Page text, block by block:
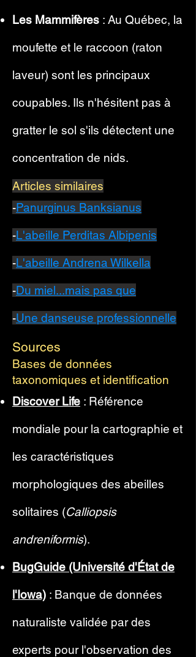
Les Mammifères : Au Québec, la
moufette et le raccoon (raton
laveur) sont les principaux
coupables. Ils n'hésitent pas à
gratter le sol s'ils détectent une
concentration de nids.
Articles similaires​
-Panurginus Banksianus
-L'abeille Perditas Albipenis
-L'abeille Andrena Wilkella
​-Du miel...mais pas que
-Une danseuse professionnelle
Sources
Bases de données
taxonomiques et identification
Discover Life : Référence
mondiale pour la cartographie et
les caractéristiques
morphologiques des abeilles
solitaires (Calliopsis
andreniformis).
BugGuide (Université d'État de
l'Iowa) : Banque de données
naturaliste validée par des
experts pour l'observation des